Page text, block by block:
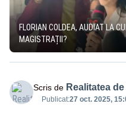
FLORIAN COLDEA, AUDIAT LA
MAGISTRAȚII?
Scris de Realitatea
Publicat:27 oct. 2025,